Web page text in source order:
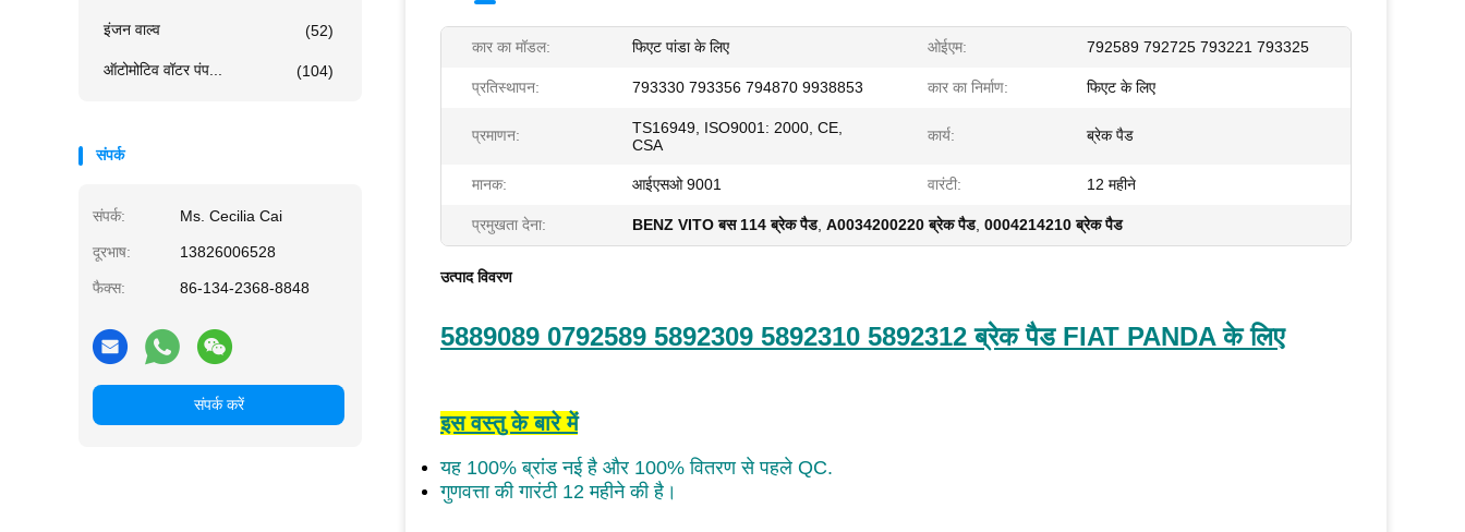
इंजन वाल्व (52)
ऑटोमोटिव वॉटर पंप... (104)
संपर्क
संपर्क: Ms. Cecilia Cai
दूरभाष: 13826006528
फैक्स: 86-134-2368-8848
संपर्क करें
कार का मॉडल: फिएट पांडा के लिए ओईएम: 792589 792725 793221 793325
प्रतिस्थापन: 793330 793356 794870 9938853 कार का निर्माण: फिएट के लिए
प्रमाणन:
TS16949, ISO9001: 2000, CE,
CSA
कार्य: ब्रेक पैड
मानक: आईएसओ 9001 वारंटी: 12 महीने
प्रमुखता देना: BENZ VITO बस 114 ब्रेक पैड, A0034200220 ब्रेक पैड, 0004214210 ब्रेक पैड
उत्पाद विवरण
5889089 0792589 5892309 5892310 5892312 ब्रेक पैड FIAT PANDA के लिए
इस वस्तु के बारे में
यह 100% ब्रांड नई है और 100% वितरण से पहले QC.
गुणवत्ता की गारंटी 12 महीने की है।